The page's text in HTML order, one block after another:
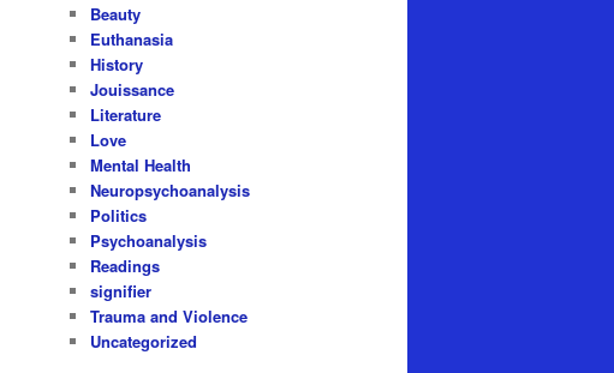
Beauty
Euthanasia
History
Jouissance
Literature
Love
Mental Health
Neuropsychoanalysis
Politics
Psychoanalysis
Readings
signifier
Trauma and Violence
Uncategorized